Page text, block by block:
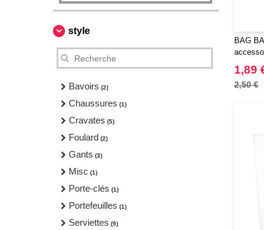
style
Bavoirs (2)
Chaussures (1)
Cravates (5)
Foulard (2)
Gants (3)
Misc (1)
Porte-clés (1)
Portefeuilles (1)
Serviettes (9)
BAG
1,89
2,50 €